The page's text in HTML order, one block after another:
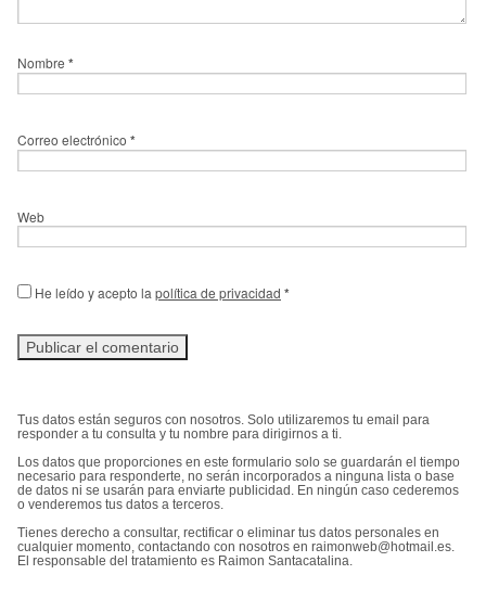
Nombre *
Correo electrónico *
Web
He leído y acepto la política de privacidad *
Tus datos están seguros con nosotros. Solo utilizaremos tu email para
responder a tu consulta y tu nombre para dirigirnos a ti.
Los datos que proporciones en este formulario solo se guardarán el tiempo
necesario para responderte, no serán incorporados a ninguna lista o base
de datos ni se usarán para enviarte publicidad. En ningún caso cederemos
o venderemos tus datos a terceros.
Tienes derecho a consultar, rectificar o eliminar tus datos personales en
cualquier momento, contactando con nosotros en raimonweb@hotmail.es.
El responsable del tratamiento es Raimon Santacatalina.